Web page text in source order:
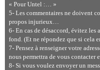
« Pour Untel :… »
5- Les commentaires ne doivent
propos injurieux…
6- En cas de désaccord, évitez les
fond. (Et ne répondez que si cela
7- Pensez à renseigner votre
nous permettra de vous contacter
8- Si vous voulez envoyer un